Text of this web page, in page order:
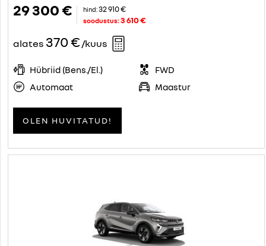
29 300 € hind: 32 910 €
soodustus:3 610 €
alates 370 €/kuus
Hübriid (Bens./El.)
FWD
Automaat
Maastur
OLEN HUVITATUD!